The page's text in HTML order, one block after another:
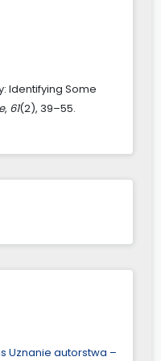
Identifying Some
, 61(2), 39–55.
Uznanie autorstwa –